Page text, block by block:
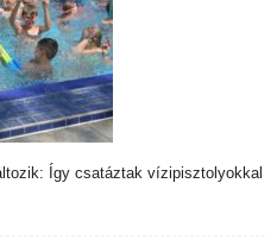
Így csatáztak vízipisztolyokkal